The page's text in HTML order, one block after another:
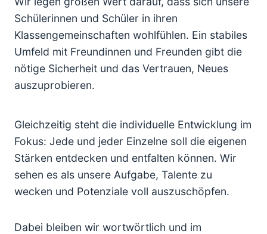
Schülerinnen und Schüler in ihren
Klassengemeinschaften wohlfühlen. Ein stabiles
Umfeld mit Freundinnen und Freunden gibt die
nötige Sicherheit und das Vertrauen, Neues
auszuprobieren.
Gleichzeitig steht die individuelle Entwicklung im
Fokus: Jede und jeder Einzelne soll die eigenen
Stärken entdecken und entfalten können. Wir
sehen es als unsere Aufgabe, Talente zu
wecken und Potenziale voll auszuschöpfen.
Dabei bleiben wir wortwörtlich und im